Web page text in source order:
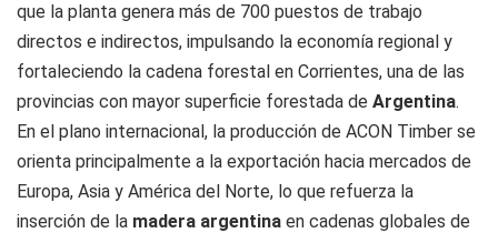
que la planta genera más de 700 puestos de trabajo
directos e indirectos, impulsando la economía regional y
fortaleciendo la cadena forestal en Corrientes, una de las
provincias con mayor superficie forestada de Argentina.
En el plano internacional, la producción de ACON Timber se
orienta principalmente a la exportación hacia mercados de
Europa, Asia y América del Norte, lo que refuerza la
inserción de la madera argentina en cadenas globales de